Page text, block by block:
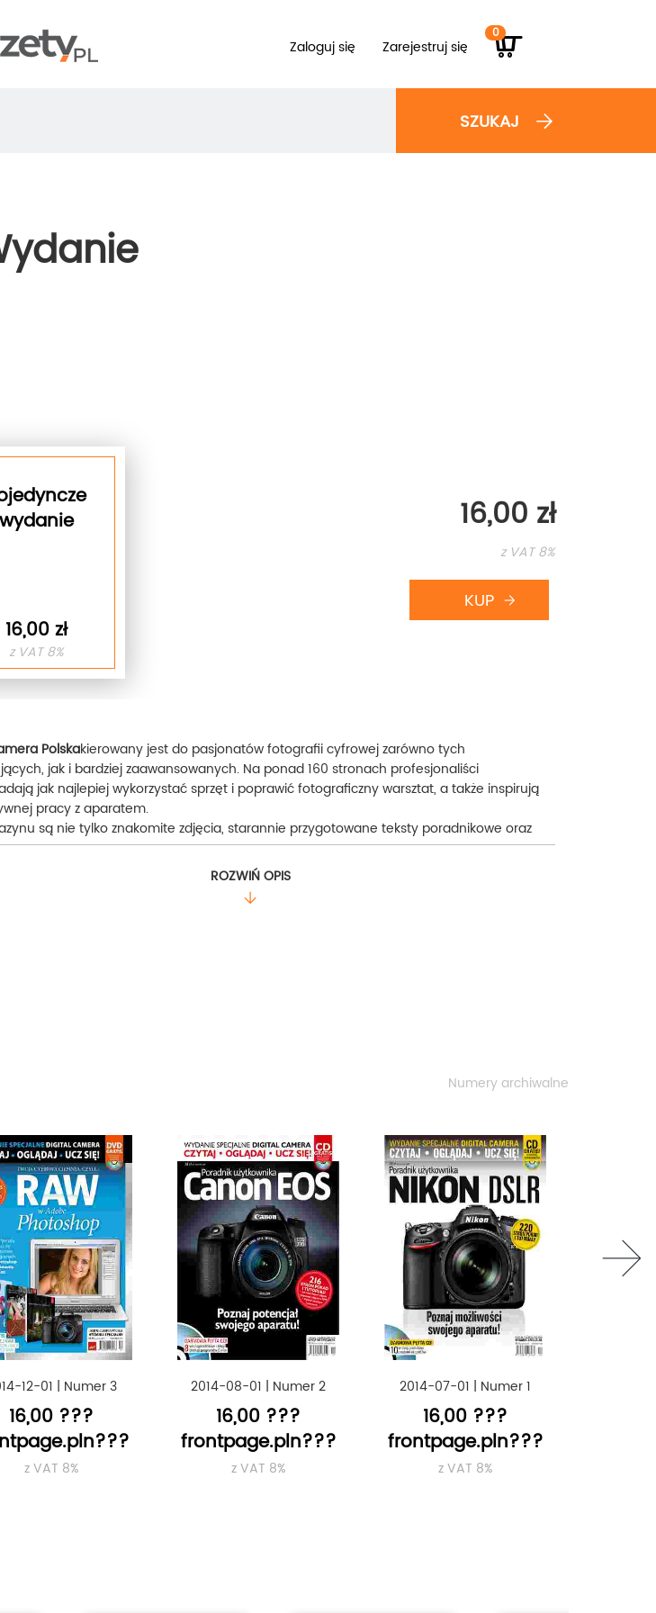
Zaloguj się Zarejestruj się
0
SZUKAJ
wydanie
16,00 zł
z VAT 8%
16,00 zł
z VAT 8%
Polskakierowany jest do pasjonatów fotografii cyfrowej zarówno tych
jak i bardziej zaawansowanych. Na ponad 160 stronach profesjonaliści
jak najlepiej wykorzystać sprzęt i poprawić fotograficzny warsztat, a także inspirują
pracy z aparatem.
są nie tylko znakomite zdjęcia, starannie przygotowane teksty poradnikowe oraz
opiniotwórcze testy. DCP to również przydatny przewodnik po nowościach
w każdym wydaniu można znaleźć strony poświęcone pracy w Photoshpie (Szkoła
a także ekskluzywne wywiady z najbardziej uznanymi ludźmi branży z całego świata.
ROZWIŃ OPIS
Numery archiwalne
12-01 | Numer 3
16,00 ???
z VAT 8%
2014-08-01 | Numer 2
16,00 ???
frontpage.pln???
z VAT 8%
2014-07-01 | Numer 1
16,00 ???
frontpage.pln???
z VAT 8%
next